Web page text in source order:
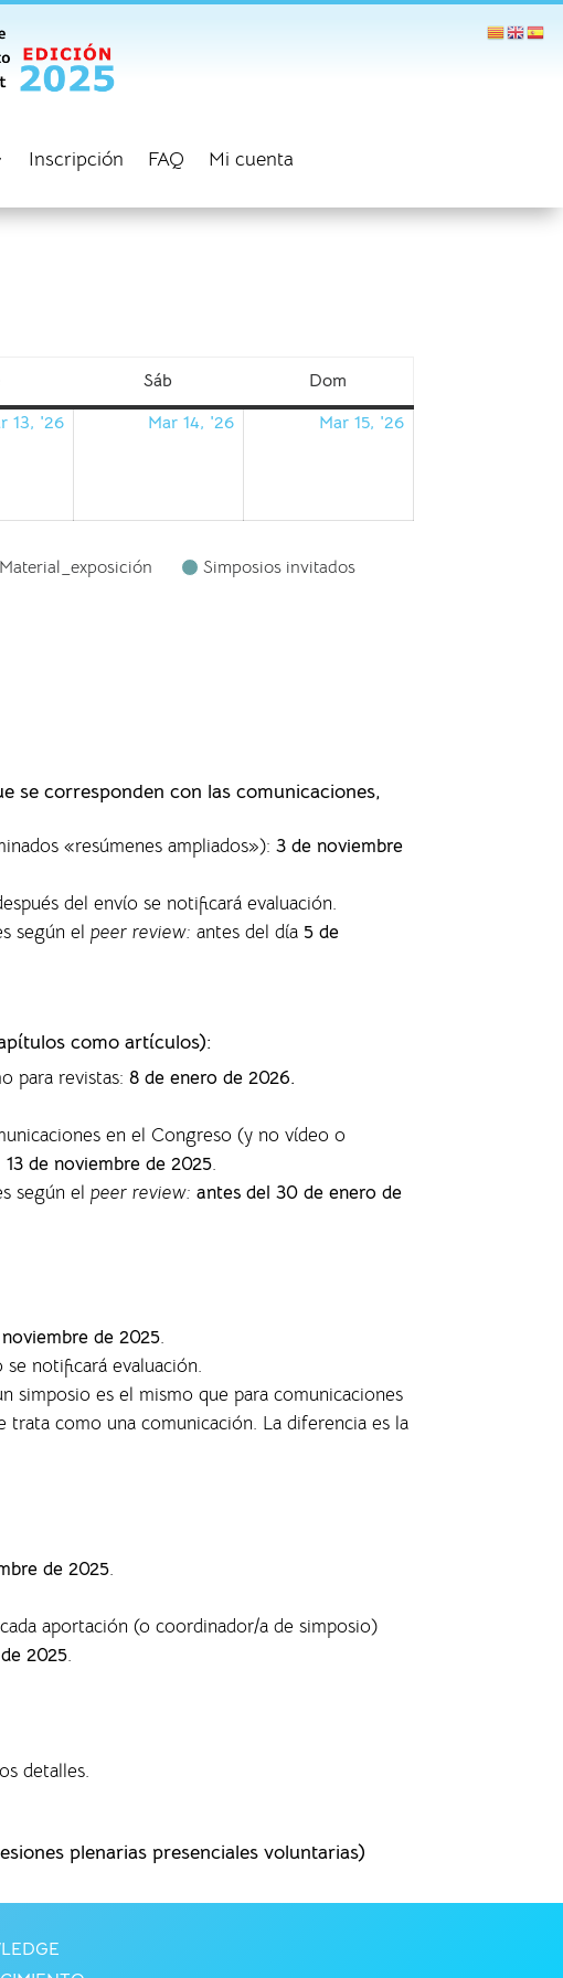
Inscripción FAQ Mi cuenta
Sáb Dom
13, '26 13/03/2026Mar 14, '26 14/03/2026Mar 15, '26
Material_exposición
Simposios invitados
se corresponden con las comunicaciones,
«resúmenes ampliados»): 3 de noviembre
del envío se notificará evaluación.
según elpeer review: antes del día 5 de
como artículos):
para revistas:8 de enero de 2026.
en el Congreso (y no vídeo o
13 de noviembre de 2025.
según elpeer review: antes del 30 de enero de
noviembre de 2025.
notificará evaluación.
simposio es el mismo que para comunicaciones
como una comunicación. La diferencia es la
de 2025.
aportación (o coordinador/a de simposio)
2025.
detalles.
plenarias presenciales voluntarias)